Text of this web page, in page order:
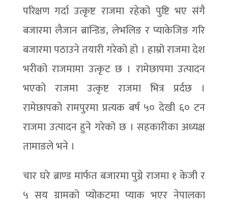
परिक्षण गर्दा उत्कृष्ट राजमा रहेको पुष्टि भए संगै
बजारमा लैजान ब्रान्डिङ, लेभलिङ र प्याकेजिङ गरि
बजारमा पठाउने तयारी गरेको हो । हाम्रो राजमा देश
भरीको राजमामा उत्कृट छ । रामेछापमा उत्पादन
भएको राजमा उत्कृष्ट राजमा भित्र प्रर्दछ ।
रामेछापको रामपुरमा प्रत्यक बर्ष ५० देखी ६० टन
राजमा उत्पादन हुने गरेको छ । सहकारीका अध्यक्ष
तामाङले भने ।
चार घरे ब्राण्ड मार्फत बजारमा पुग्ने राजमा १ केजी र
५ सय ग्रामको प्योकटमा प्याक भएर नेपालका